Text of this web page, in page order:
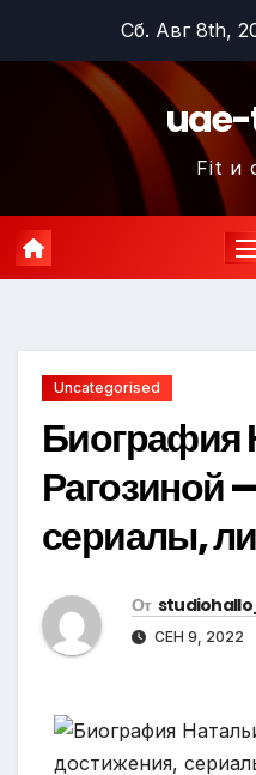
содержимому
Сб. Авг 8th,
Fit и
Uncategorised
Биография
Рагозиной
сериалы,
От studiohallo_
СЕН 9, 2022